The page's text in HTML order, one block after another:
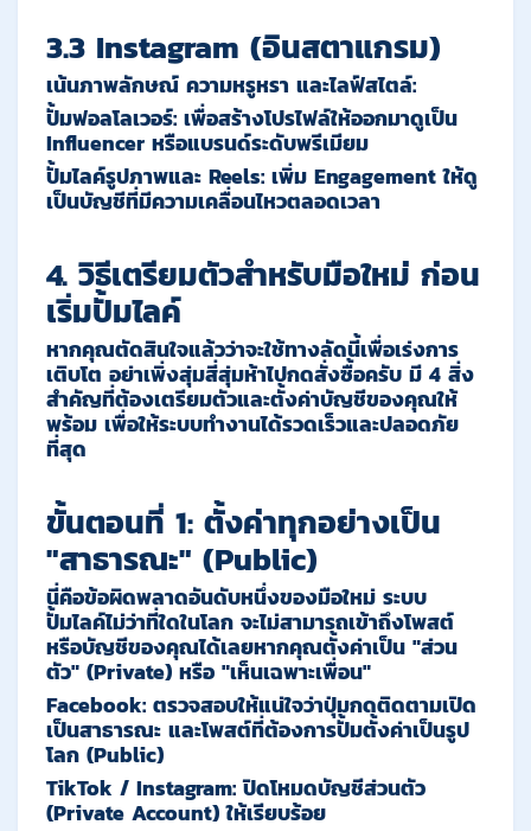
3.3 Instagram (อินสตาแกรม)
เน้นภาพลักษณ์ ความหรูหรา และไลฟ์สไตล์:
ปั้มฟอลโลเวอร์: เพื่อสร้างโปรไฟล์ให้ออกมาดูเป็น
Influencer หรือแบรนด์ระดับพรีเมียม
ปั้มไลค์รูปภาพและ Reels: เพิ่ม Engagement ให้ดู
เป็นบัญชีที่มีความเคลื่อนไหวตลอดเวลา
4. วิธีเตรียมตัวสำหรับมือใหม่ ก่อน
เริ่มปั้มไลค์
หากคุณตัดสินใจแล้วว่าจะใช้ทางลัดนี้เพื่อเร่งการ
เติบโต อย่าเพิ่งสุ่มสี่สุ่มห้าไปกดสั่งซื้อครับ มี 4 สิ่ง
สำคัญที่ต้องเตรียมตัวและตั้งค่าบัญชีของคุณให้
พร้อม เพื่อให้ระบบทำงานได้รวดเร็วและปลอดภัย
ที่สุด
ขั้นตอนที่ 1: ตั้งค่าทุกอย่างเป็น
"สาธารณะ" (Public)
นี่คือข้อผิดพลาดอันดับหนึ่งของมือใหม่ ระบบ
ปั้มไลค์ไม่ว่าที่ใดในโลก จะไม่สามารถเข้าถึงโพสต์
หรือบัญชีของคุณได้เลยหากคุณตั้งค่าเป็น "ส่วน
ตัว" (Private) หรือ "เห็นเฉพาะเพื่อน"
Facebook: ตรวจสอบให้แน่ใจว่าปุ่มกดติดตามเปิด
เป็นสาธารณะ และโพสต์ที่ต้องการปั้มตั้งค่าเป็นรูป
โลก (Public)
TikTok / Instagram:ปิดโหมดบัญชีส่วนตัว
(Private Account) ให้เรียบร้อย